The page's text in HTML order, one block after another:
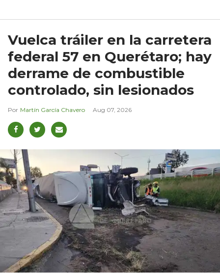
Vuelca tráiler en la carretera
federal 57 en Querétaro; hay
derrame de combustible
controlado, sin lesionados
Martín García Chavero Aug 07, 2026